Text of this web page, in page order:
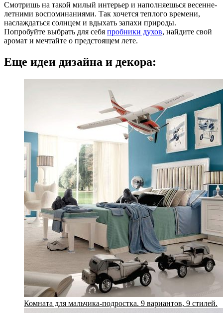
Смотришь на такой милый интерьер и наполняешься весенне-
летними воспоминаниями. Так хочется теплого времени,
наслаждаться солнцем и вдыхать запахи природы.
Попробуйте выбрать для себя пробники духов, найдите свой
аромат и мечтайте о предстоящем лете.
Еще идеи дизайна и декора:
Комната для мальчика-подростка. 9 вариантов, 9 стилей.